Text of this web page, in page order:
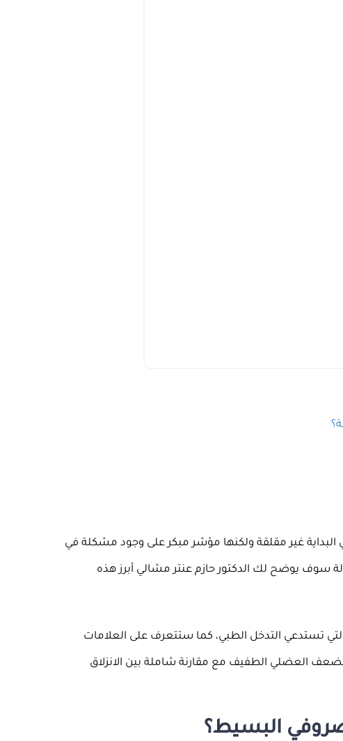
البداية غير مقلقة ولكنها مؤشر مبكر على وجود مشكلة في
سوف يوضح لك الدكتور حازم عنتر مشالي أبرز هذه
تستدعي التدخل الطبي، كما ستتعرف على العلامات
العضلي الطفيف مع مقارنة شاملة بين الانزلاق
البسيط؟